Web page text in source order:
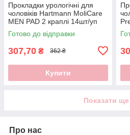
Прокладки урологічні для
чоловіків Hartmann MoliCare
MEN PAD 2 краплі 14шт/уп
Готово до відправки
307,70 ₴ 362 ₴
Купити
Показати ще
Про нас